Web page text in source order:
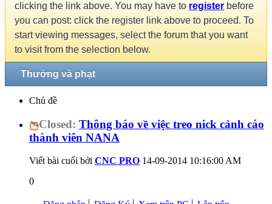
clicking the link above. You may have to register before
you can post: click the register link above to proceed. To
start viewing messages, select the forum that you want
to visit from the selection below.
Thưởng và phạt
Chủ đề
Closed: Thông báo về việc treo nick cảnh cáo
thành viên NANA
Viết bài cuối bởi CNC PRO 14-09-2014 10:16:00 AM
0